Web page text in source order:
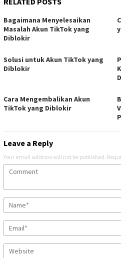
Bagaimana Menyelesaikan
Masalah Akun TikTok yang
Diblokir
Solusi untuk Akun TikTok yang
Diblokir
Cara Mengembalikan Akun
TikTok yang Diblokir
Leave a Reply
Your email address will not be published.